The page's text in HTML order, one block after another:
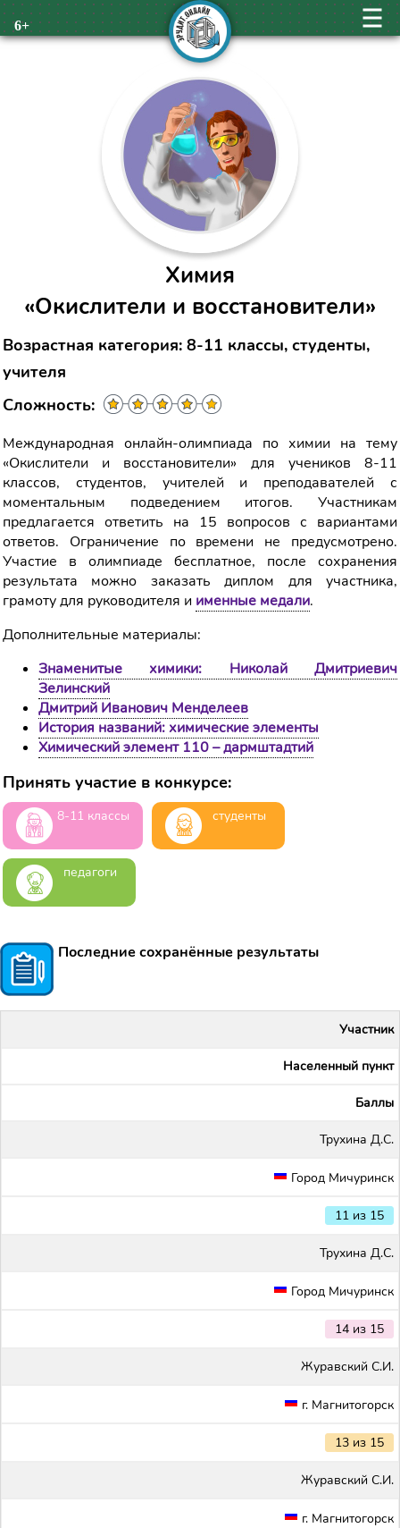
6+
Химия
«Окислители и восстановители»
Возрастная категория: 8-11 классы, студенты,
учителя
Сложность:
Международная онлайн-олимпиада по химии на тему
«Окислители и восстановители» для учеников 8-11
классов, студентов, учителей и преподавателей с
моментальным подведением итогов. Участникам
предлагается ответить на 15 вопросов с вариантами
ответов. Ограничение по времени не предусмотрено.
Участие в олимпиаде бесплатное, после сохранения
результата можно заказать диплом для участника,
грамоту для руководителя и именные медали.
Дополнительные материалы:
Знаменитые химики: Николай Дмитриевич
Зелинский
Дмитрий Иванович Менделеев
История названий: химические элементы
Химический элемент 110 – дармштадтий
Принять участие в конкурсе:
8-11 классы студенты
педагоги
Последние сохранённые результаты
Участник
Населенный пункт
Баллы
Трухина Д.С.
Город Мичуринск
11 из 15
Трухина Д.С.
Город Мичуринск
14 из 15
Журавский С.И.
г. Магнитогорск
13 из 15
Журавский С.И.
г. Магнитогорск